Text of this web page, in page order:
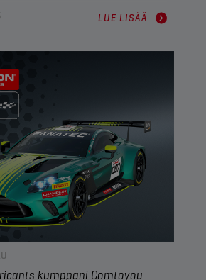
varten suunniteltuja.
pussin sisältävien
ja automaattivaihteistoöljyä
90 % vähentävä pakkaus
parannuksen
haluavat
toimia tehokkaasti ja
.
LUE LISÄÄ
kumppani Comtoyou